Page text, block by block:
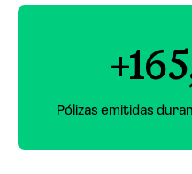
Pólizas emitidas